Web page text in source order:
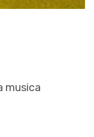
musica